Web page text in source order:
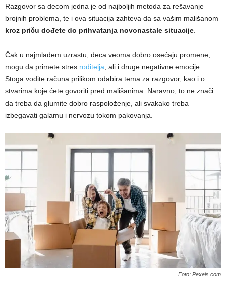
Razgovor sa decom jedna je od najboljih metoda za rešavanje
brojnih problema, te i ova situacija zahteva da sa vašim mališanom
kroz priču dođete do prihvatanja novonastale situacije
Čak u najmlađem uzrastu, deca veoma dobro osećaju promene,
mogu da primete stres roditelja , ali i druge negativne emocije.
Stoga vodite računa prilikom odabira tema za razgovor, kao i o
stvarima koje ćete govoriti pred mališanima. Naravno, to ne znači
da treba da glumite dobro raspoloženje, ali svakako treba
izbegavati galamu i nervozu tokom pakovanja.
Foto: Pexels.com